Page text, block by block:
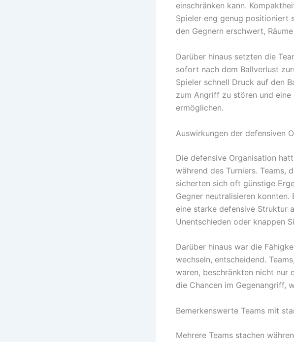
einschränken kann.
Spieler eng genug positioniert
den Gegnern erschwert,
Darüber hinaus setzten die
sofort nach dem Ballverlust
Spieler schnell Druck auf den
zum Angriff zu stören und eine
ermöglichen.
Auswirkungen der defensiven
Die defensive Organisation
während des Turniers. Teams,
sicherten sich oft günstige
Gegner neutralisieren
eine starke defensive Struktur
Unentschieden oder knappen
Darüber hinaus war die
wechseln, entscheidend.
waren, beschränkten nicht nur
die Chancen im Gegenangriff,
Bemerkenswerte Teams mit
Mehrere Teams stachen